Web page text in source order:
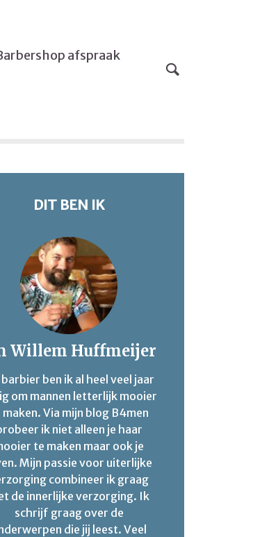
afspraak
DIT BEN IK
Willem Huffmeijer
ben ik al heel veel jaar
om mannen letterlijk mooier
maken. Via mijn blog B4men
ik niet alleen je haar
te maken maar ook je
Mijn passie voor uiterlijke
combineer ik graag
de innerlijke verzorging. Ik
schrijf graag over de
die jij leest. Veel